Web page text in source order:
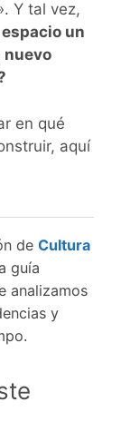
Y tal vez,
un
nuevo
en qué
aquí
de Cultura
guía
analizamos
y